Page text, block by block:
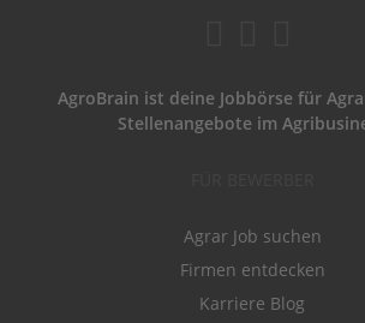
AgroBrain ist deine Jobbörse für
Stellenangebote im
Agrar Job suchen
Firmen entdecken
Karriere Blog